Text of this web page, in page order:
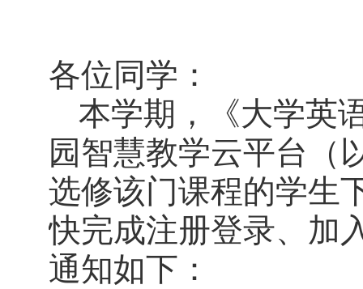
各位同学：
本学期，《大学英
园智慧教学云平台（
选修该门课程的学生
快完成注册登录、加
通知如下：